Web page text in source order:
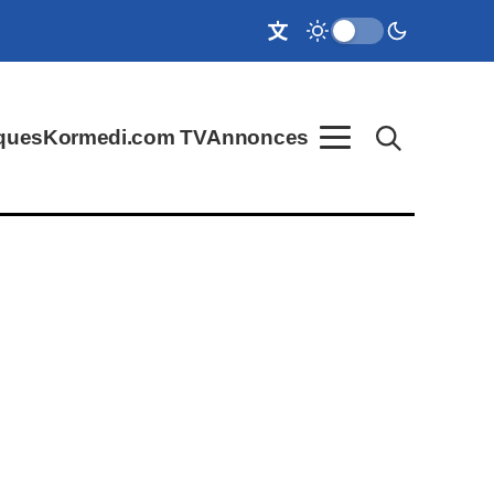
Kormedi.com TVAnnonces